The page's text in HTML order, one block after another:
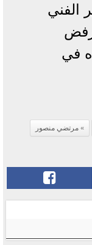
الفني
رفض
في
مرتضي منصور